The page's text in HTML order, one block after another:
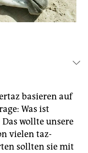
basieren auf
Was ist
wollte unsere
vielen taz-
sollten sie mit